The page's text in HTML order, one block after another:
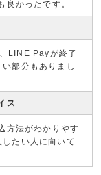
かったです。
LINE Payが終了
部分もありまし
ス
方法がわかりやす
たい人に向いて